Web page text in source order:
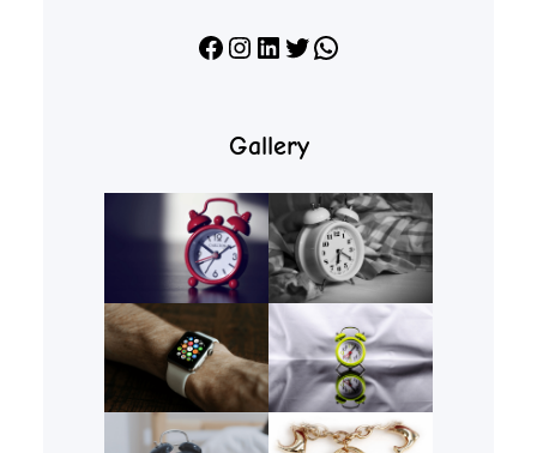
Facebook Instagram LinkedIn X WhatsApp
Gallery